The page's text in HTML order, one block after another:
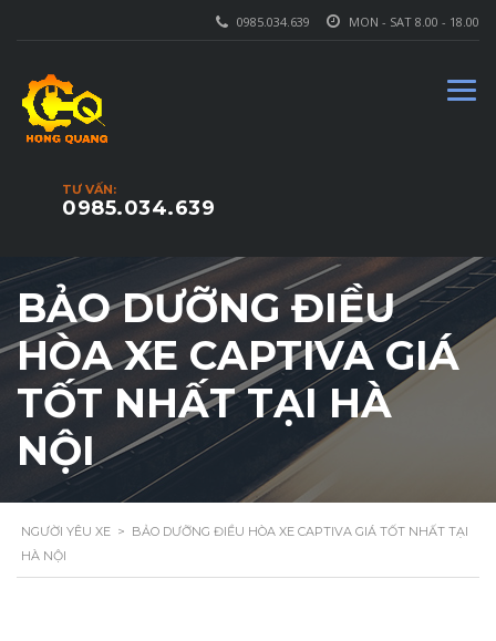
MON - SAT 8.00 - 18.00
0985.034.639
TƯ VẤN:
0985.034.639
BẢO DƯỠNG ĐIỀU
HÒA XE CAPTIVA GIÁ
TỐT NHẤT TẠI HÀ
NỘI
NGƯỜI YÊU XE > BẢO DƯỠNG ĐIỀU HÒA XE CAPTIVA GIÁ TỐT NHẤT TẠI
HÀ NỘI